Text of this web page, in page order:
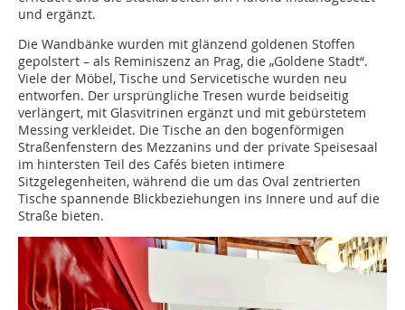
und ergänzt.
Die Wandbänke wurden mit glänzend goldenen Stoffen
gepolstert – als Reminiszenz an Prag, die „Goldene Stadt“.
Viele der Möbel, Tische und Servicetische wurden neu
entworfen. Der ursprüngliche Tresen wurde beidseitig
verlängert, mit Glasvitrinen ergänzt und mit gebürstetem
Messing verkleidet. Die Tische an den bogenförmigen
Straßenfenstern des Mezza­nins und der private Speisesaal
im hintersten Teil des Cafés bieten intimere
Sitzgelegenheiten, während die um das Oval zentrierten
Tische spannende Blickbeziehungen ins Innere und auf die
Straße bieten.